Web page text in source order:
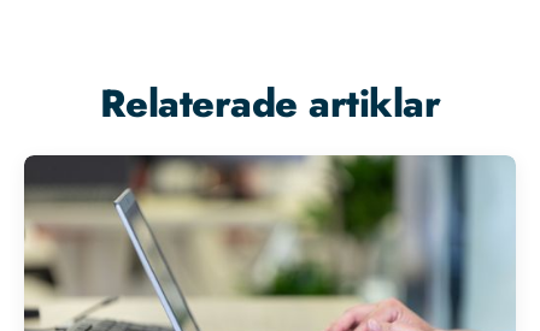
Relaterade artiklar